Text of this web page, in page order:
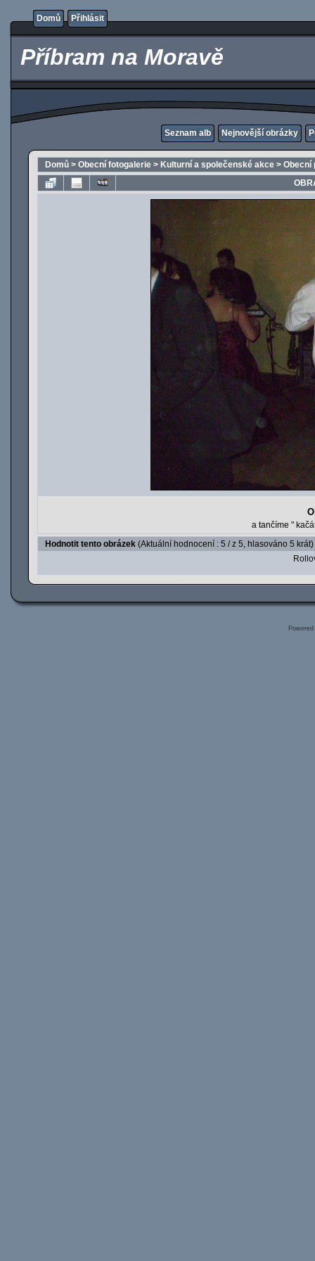
Domů Přihlásit
Příbram na Moravě
Seznam alb Nejnovější obrázky
Domů > Obecní fotogalerie > Kulturní a společenské akce > Obecní
a tančíme "
Hodnotit tento obrázek (Aktuální hodnocení : 5 / z 5, hlasováno 5 krát)